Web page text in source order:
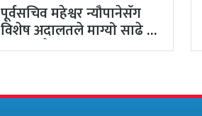
पूर्वसचिव महेश्वर न्यौपानेसँग
विशेष अदालतले माग्यो साढे ४
लाख धरौटी